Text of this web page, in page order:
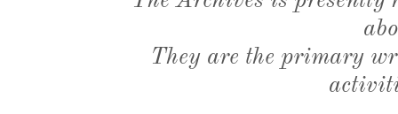
They are the primary